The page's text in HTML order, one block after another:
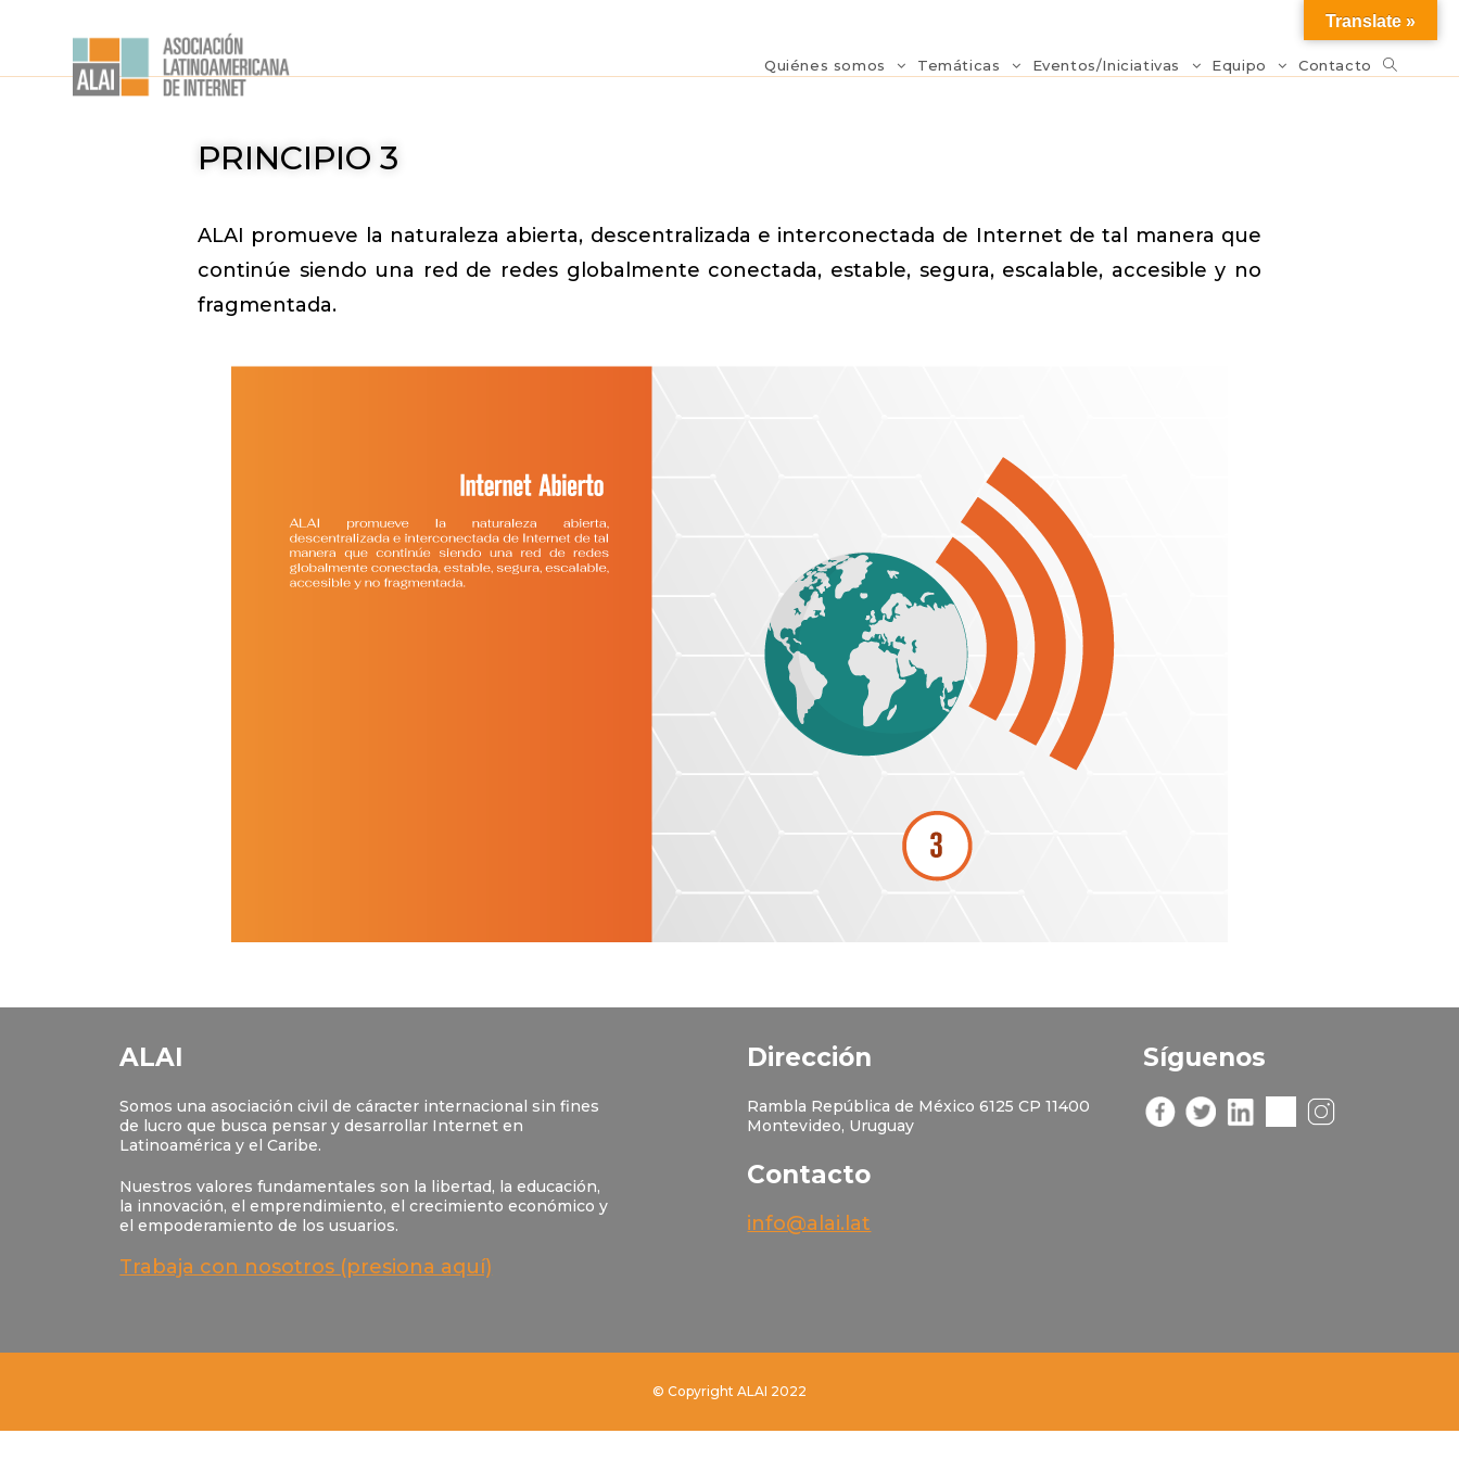
Quiénes somos Temáticas Eventos/Iniciativas Equipo Contacto
PRINCIPIO 3
ALAI promueve la naturaleza abierta, descentralizada e interconectada de Internet de tal manera que
continúe siendo una red de redes globalmente conectada, estable, segura, escalable, accesible y no
fragmentada.
ALAI
Somos una asociación civil de cáracter internacional sin fines
de lucro que busca pensar y desarrollar Internet en
Latinoamérica y el Caribe.
Nuestros valores fundamentales son la libertad, la educación,
la innovación, el emprendimiento, el crecimiento económico y
el empoderamiento de los usuarios.
Trabaja con nosotros (presiona aquí)
Dirección
Rambla República de México 6125 CP 11400
Montevideo, Uruguay
Contacto
info@alai.lat
Síguenos
© Copyright ALAI 2022
Translate »